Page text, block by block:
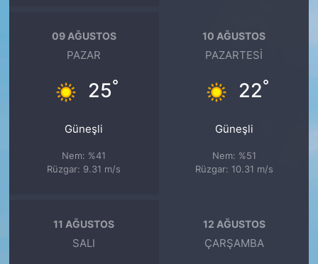
09 AĞUSTOS
PAZAR
25°
Güneşli
Nem: %41
Rüzgar: 9.31 m/s
10 AĞUSTOS
PAZARTESI
22°
Güneşli
Nem: %51
Rüzgar: 10.31 m/s
11 AĞUSTOS
SALI
12 AĞUSTOS
ÇARŞAMBA